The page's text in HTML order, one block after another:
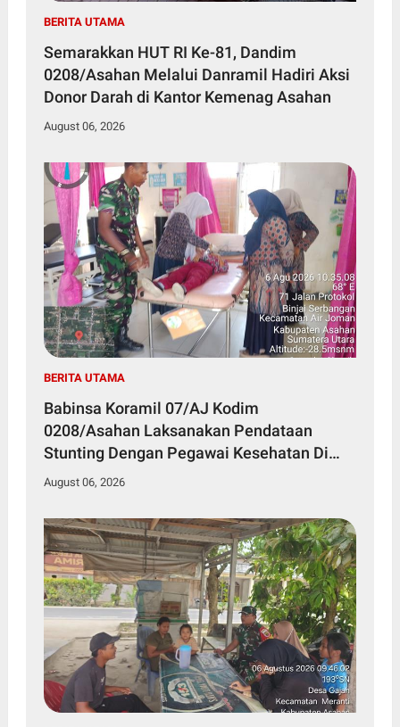
BERITA UTAMA
Semarakkan HUT RI Ke-81, Dandim
0208/Asahan Melalui Danramil Hadiri Aksi
Donor Darah di Kantor Kemenag Asahan
August 06, 2026
BERITA UTAMA
Babinsa Koramil 07/AJ Kodim
0208/Asahan Laksanakan Pendataan
Stunting Dengan Pegawai Kesehatan Di
Puskesmas
August 06, 2026